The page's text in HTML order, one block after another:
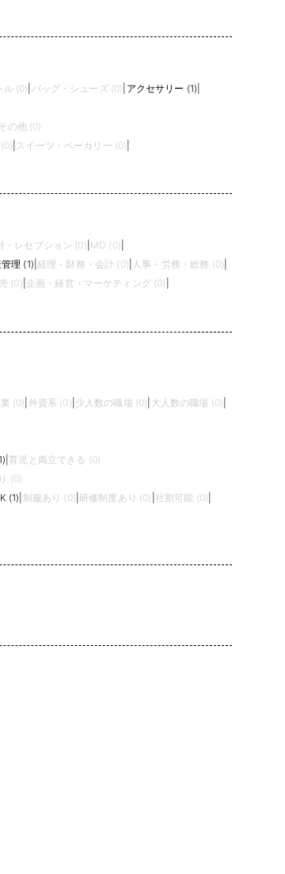
ル (0) バッグ・シューズ (0) アクセサリー (1)
の他 (0)
スイーツ・ベーカリー (0)
・レセプション (0) MD (0)
理 (1) |経理・財務・会計 (0) 人事・労務・総務 (0)
(0) 企画・経営・マーケティング (0)
(0) 外資系 (0) 少人数の職場 (0) 大人数の職場 (0)
育児と両立できる (0)
(0)
(1) 制服あり (0) 研修制度あり (0) 社割可能 (0)